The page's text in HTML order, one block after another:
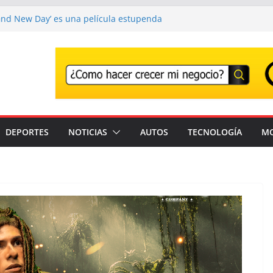
New Day’ es una película estupenda
de las películas más taquilleras de
a Franco Baresi, en un funeral
el Festival que transforma los
experiencia musical irrepetible: Corona
DEPORTES NOTICIAS AUTOS TECNOLOGÍA